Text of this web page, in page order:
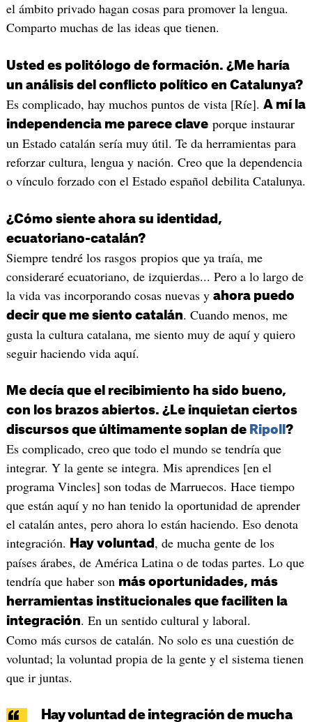
el ámbito privado hagan cosas para promover la lengua.
Comparto muchas de las ideas que tienen.
Usted es politólogo de formación. ¿Me haría
un análisis del conflicto político en Catalunya?
Es complicado, hay muchos puntos de vista [Ríe]. A mí la
independencia me parece claveporque instaurar
un Estado catalán sería muy útil. Te da herramientas para
reforzar cultura, lengua y nación. Creo que la dependencia
o vínculo forzado con el Estado español debilita Catalunya.
¿Cómo siente ahora su identidad,
ecuatoriano-catalán?
Siempre tendré los rasgos propios que ya traía, me
consideraré ecuatoriano, de izquierdas... Pero a lo largo de
la vida vas incorporando cosas nuevas y ahora puedo
decir que me siento catalán. Cuando menos, me
gusta la cultura catalana, me siento muy de aquí y quiero
seguir haciendo vida aquí.
Me decía que el recibimiento ha sido bueno,
con los brazos abiertos. ¿Le inquietan ciertos
discursos que últimamente soplan de Ripoll ?
Es complicado, creo que todo el mundo se tendría que
integrar. Y la gente se integra. Mis aprendices [en el
programa Vincles] son todas de Marruecos. Hace tiempo
que están aquí y no han tenido la oportunidad de aprender
el catalán antes, pero ahora lo están haciendo. Eso denota
integración.
Hay voluntad , de mucha gente de los
países árabes, de América Latina o de todas partes. Lo que
tendría que haber son más oportunidades, más
herramientas institucionales que faciliten la
integración. En un sentido cultural y laboral.
Como más cursos de catalán. No solo es una cuestión de
voluntad; la voluntad propia de la gente y el sistema tienen
que ir juntas.
Hay voluntad de integración de mucha